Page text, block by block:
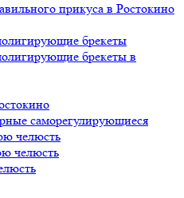
прикуса в Ростокино
брекеты
брекеты в
саморегулирующиеся
челюсть
челюсть